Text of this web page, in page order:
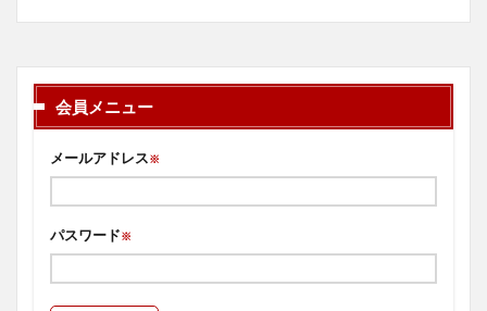
会員メニュー
メールアドレス※
パスワード※